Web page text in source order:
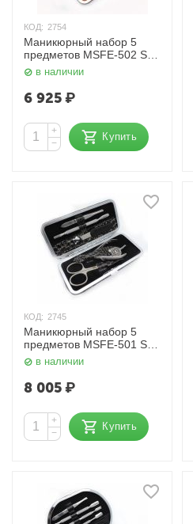
КОД: 2754
Маникюрный набор 5
предметов MSFE-502 SM
Zinger
в наличии
6 925₽
+
−
Купить
КОД: 2745
Маникюрный набор 5
предметов MSFE-501 SM
Zinger
в наличии
8 005₽
+
−
Купить